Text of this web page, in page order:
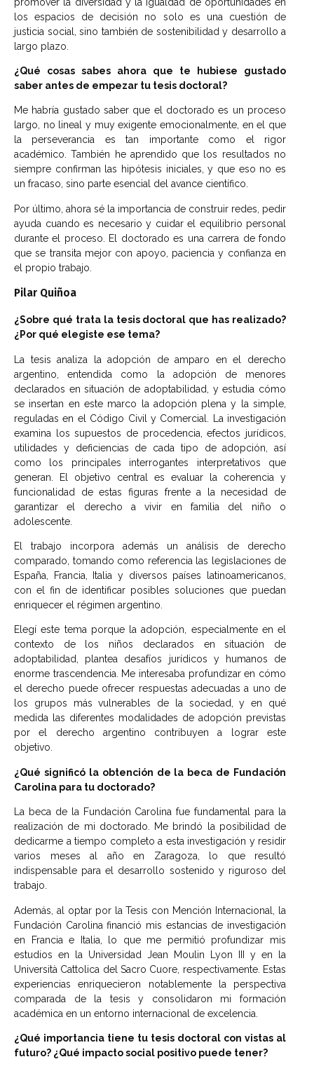
los espacios de decisión no solo es una cuestión de
justicia social, sino también de sostenibilidad y desarrollo a
largo plazo.
¿Qué cosas sabes ahora que te hubiese gustado
saber antes de empezar tu tesis doctoral?
Me habría gustado saber que el doctorado es un proceso
largo, no lineal y muy exigente emocionalmente, en el que
la perseverancia es tan importante como el rigor
académico. También he aprendido que los resultados no
siempre confirman las hipótesis iniciales, y que eso no es
un fracaso, sino parte esencial del avance científico.
Por último, ahora sé la importancia de construir redes, pedir
ayuda cuando es necesario y cuidar el equilibrio personal
durante el proceso. El doctorado es una carrera de fondo
que se transita mejor con apoyo, paciencia y confianza en
el propio trabajo.
Pilar Quiñoa
¿Sobre qué trata la tesis doctoral que has realizado?
¿Por qué elegiste ese tema?
La tesis analiza la adopción de amparo en el derecho
argentino, entendida como la adopción de menores
declarados en situación de adoptabilidad, y estudia cómo
se insertan en este marco la adopción plena y la simple,
reguladas en el Código Civil y Comercial. La investigación
examina los supuestos de procedencia, efectos jurídicos,
utilidades y deficiencias de cada tipo de adopción, así
como los principales interrogantes interpretativos que
generan. El objetivo central es evaluar la coherencia y
funcionalidad de estas figuras frente a la necesidad de
garantizar el derecho a vivir en familia del niño o
adolescente.
El trabajo incorpora además un análisis de derecho
comparado, tomando como referencia las legislaciones de
España, Francia, Italia y diversos países latinoamericanos,
con el fin de identificar posibles soluciones que puedan
enriquecer el régimen argentino.
Elegí este tema porque la adopción, especialmente en el
contexto de los niños declarados en situación de
adoptabilidad, plantea desafíos jurídicos y humanos de
enorme trascendencia. Me interesaba profundizar en cómo
el derecho puede ofrecer respuestas adecuadas a uno de
los grupos más vulnerables de la sociedad, y en qué
medida las diferentes modalidades de adopción previstas
por el derecho argentino contribuyen a lograr este
objetivo.
¿Qué significó la obtención de la beca de Fundación
Carolina para tu doctorado?
La beca de la Fundación Carolina fue fundamental para la
realización de mi doctorado. Me brindó la posibilidad de
dedicarme a tiempo completo a esta investigación y residir
varios meses al año en Zaragoza, lo que resultó
indispensable para el desarrollo sostenido y riguroso del
trabajo.
Además, al optar por la Tesis con Mención Internacional, la
Fundación Carolina financió mis estancias de investigación
en Francia e Italia, lo que me permitió profundizar mis
estudios en la Universidad Jean Moulin Lyon III y en la
Università Cattolica del Sacro Cuore, respectivamente. Estas
experiencias enriquecieron notablemente la perspectiva
comparada de la tesis y consolidaron mi formación
académica en un entorno internacional de excelencia.
¿Qué importancia tiene tu tesis doctoral con vistas al
futuro? ¿Qué impacto social positivo puede tener?